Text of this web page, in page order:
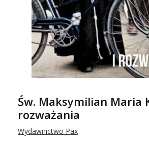
Św. Maksymilian Maria
rozważania
Wydawnictwo Pax